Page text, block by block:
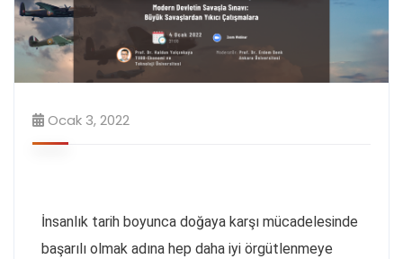
Ocak 3, 2022
İnsanlık tarih boyunca doğaya karşı mücadelesinde
başarılı olmak adına hep daha iyi örgütlenmeye